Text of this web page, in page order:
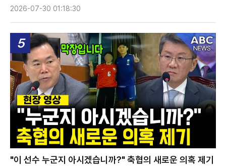
2026-07-30 01:18:30
5
"이 선수 누군지 아시겠습니까?" 축협의 새로운 의혹 제기